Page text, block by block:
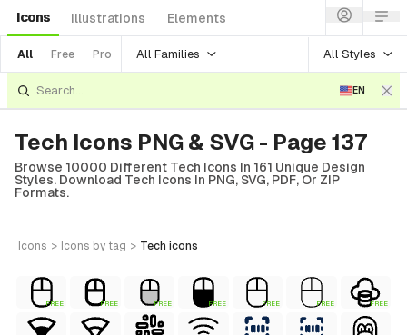
Icons Illustrations Elements
All Free Pro All Families All Styles
EN
Tech Icons PNG & SVG - Page 137
Browse 10000 Different Tech Icons In 161 Unique Design
Styles. Download Tech Icons In PNG, SVG, PDF, Or ZIP
Formats.
icons > icons by tag > tech icons
FREE FREE FREE FREE FREE FREE FREE